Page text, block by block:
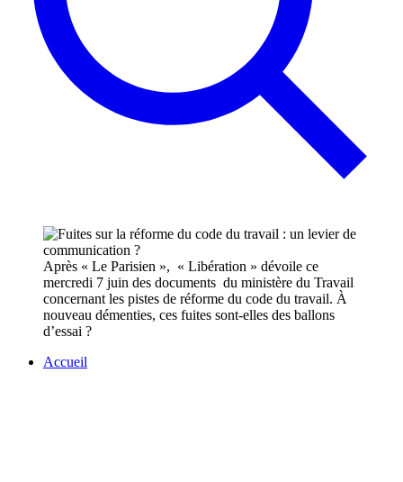
Après « Le Parisien », « Libération » dévoile ce
mercredi 7 juin des documents du ministère du Travail
concernant les pistes de réforme du code du travail. À
nouveau démenties, ces fuites sont-elles des ballons
d’essai ?
Accueil